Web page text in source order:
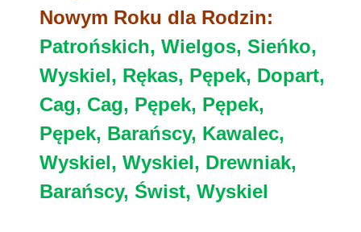
Nowym Roku dla Rodzin:
Patrońskich, Wielgos, Sieńko,
Wyskiel, Rękas, Pępek, Dopart,
Cag, Cag, Pępek, Pępek,
Pępek, Barańscy, Kawalec,
Wyskiel, Wyskiel, Drewniak,
Barańscy, Świst, Wyskiel